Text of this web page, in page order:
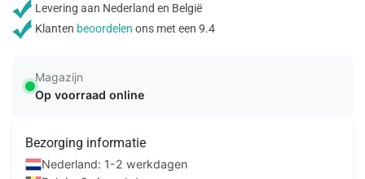
Levering aan Nederland en België
Klanten beoordelen ons met een 9.4
Magazijn
Op voorraad online
Bezorging informatie
Nederland: 1-2 werkdagen